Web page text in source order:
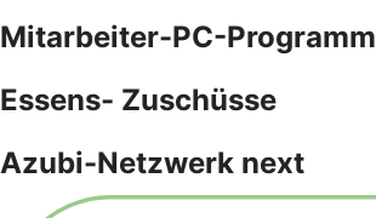
Mitarbeiter-PC-Programm
Essens- Zuschüsse
Azubi-Netzwerk next